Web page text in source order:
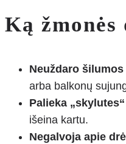
Ką
Neuždaro
arba balkonų
Palieka „skylutes“
išeina kartu.
Negalvoja apie